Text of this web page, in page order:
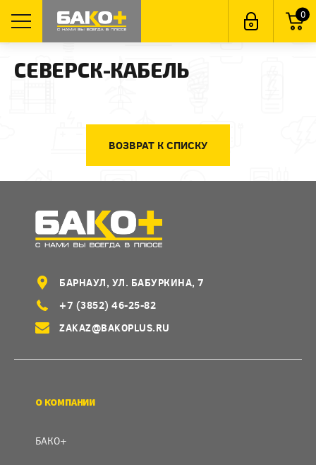
0
СЕВЕРСК-КАБЕЛЬ
ВОЗВРАТ К СПИСКУ
БАРНАУЛ, УЛ. БАБУРКИНА, 7
+7 (3852) 46-25-82
ZAKAZ@BAKOPLUS.RU
О КОМПАНИИ
БАКО+